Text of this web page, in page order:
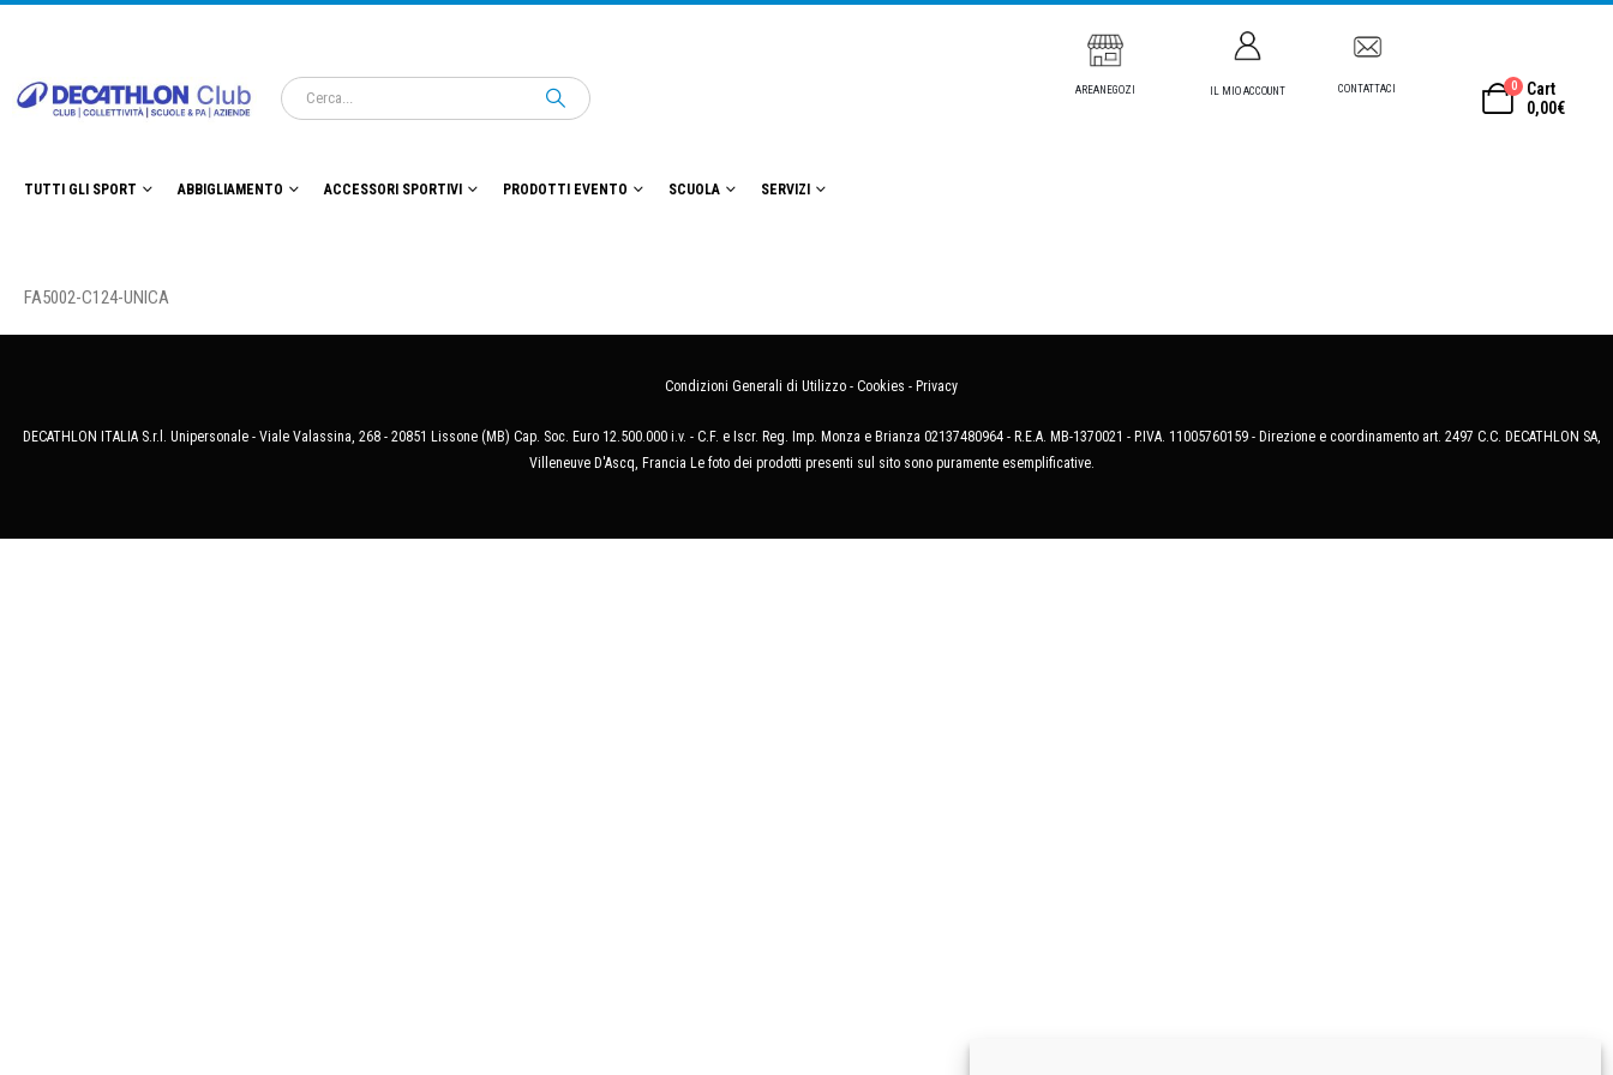
AREANEGOZI IL MIO ACCOUNT CONTATTACI 0
Cart
0,00€
TUTTI GLI SPORT ABBIGLIAMENTO ACCESSORI SPORTIVI PRODOTTI EVENTO SCUOLA SERVIZI
FA5002-C124-UNICA
Condizioni Generali di Utilizzo - Cookies - Privacy
DECATHLON ITALIA S.r.l. Unipersonale - Viale Valassina, 268 - 20851 Lissone (MB) Cap. Soc. Euro 12.500.000 i.v. - C.F. e Iscr. Reg. Imp. Monza e Brianza 02137480964 - R.E.A. MB-1370021 - P.IVA. 11005760159 - Direzione e coordinamento art. 2497 C.C. DECATHLON SA,
Villeneuve D'Ascq, Francia Le foto dei prodotti presenti sul sito sono puramente esemplificative.